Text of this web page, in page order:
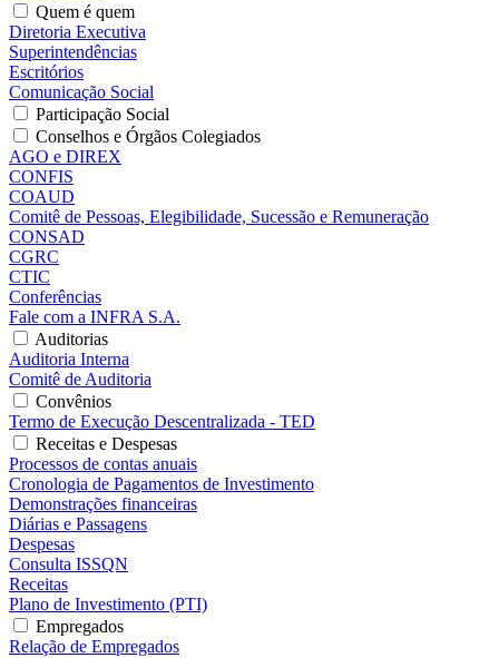
Quem é quem
Diretoria Executiva
Superintendências
Escritórios
Comunicação Social
Participação Social
Conselhos e Órgãos Colegiados
AGO e DIREX
CONFIS
COAUD
Comitê de Pessoas, Elegibilidade, Sucessão e Remuneração
CONSAD
CGRC
CTIC
Conferências
Fale com a INFRA S.A.
Auditorias
Auditoria Interna
Comitê de Auditoria
Convênios
Termo de Execução Descentralizada - TED
Receitas e Despesas
Processos de contas anuais
Cronologia de Pagamentos de Investimento
Demonstrações financeiras
Diárias e Passagens
Despesas
Consulta ISSQN
Receitas
Plano de Investimento (PTI)
Empregados
Relação de Empregados